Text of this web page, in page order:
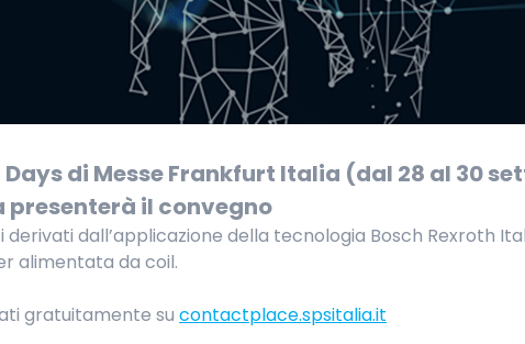
di Messe Frankfurt Italia (dal 28 al 30
presenterà il convegno
dall’applicazione della tecnologia Bosch Rexroth
alimentata da coil.
gratuitamente su contactplace.spsitalia.it